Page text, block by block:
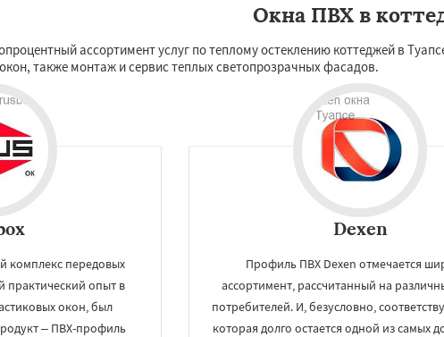
Окна ПВХ в
ассортимент услуг по теплому остеклению коттеджей в
также монтаж и сервис теплых светопрозрачных фасадов.
комплекс передовых
практический опыт в
окон, был
– ПВХ-профиль
Dexen
Профиль ПВХ Dexen отмечается
ассортимент, рассчитанный на
потребителей. И, безусловно,
которая долго остается одной из самых